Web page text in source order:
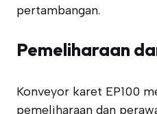
pertambangan.
Pemeliharaan
Konveyor karet EP100
pemeliharaan dan